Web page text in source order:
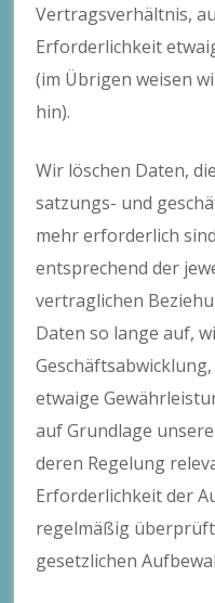
Vertragsverhältnis,
Erforderlichkeit
(im Übrigen weisen
hin).
Wir löschen Daten,
satzungs- und
mehr erforderlich
entsprechend der
vertraglichen
Daten so lange auf,
etwaige
auf Grundlage
deren Regelung
Erforderlichkeit der
regelmäßig
gesetzlichen